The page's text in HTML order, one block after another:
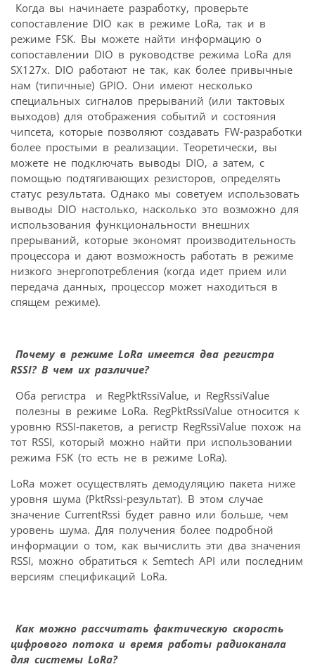
Когда вы начинаете разработку, проверьте
сопоставление DIO как в режиме LoRa, так и в
режиме FSK. Вы можете найти информацию о
сопоставлении DIO в руководстве режима LoRa для
SX127x. DIO работают не так, как более привычные
нам (типичные) GPIO. Они имеют несколько
специальных сигналов прерываний (или тактовых
выходов) для отображения событий и состояния
чипсета, которые позволяют создавать FW-разработки
более простыми в реализации. Теоретически, вы
можете не подключать выводы DIO, а затем, с
помощью подтягивающих резисторов, определять
статус результата. Однако мы советуем использовать
выводы DIO настолько, насколько это возможно для
использования функциональности внешних
прерываний, которые экономят производительность
процессора и дают возможность работать в режиме
низкого энергопотребления (когда идет прием или
передача данных, процессор может находиться в
спящем режиме).
Почему в режиме LoRa имеется два регистра
RSSI? В чем их различие?
Оба регистра и RegPktRssiValue, и RegRssiValue
полезны в режиме LoRa. RegPktRssiValue относится к
уровню RSSI-пакетов, а регистр RegRssiValue похож на
тот RSSI, который можно найти при использовании
режима FSK (то есть не в режиме LoRa).
LoRa может осуществлять демодуляцию пакета ниже
уровня шума (PktRssi-результат). В этом случае
значение CurrentRssi будет равно или больше, чем
уровень шума. Для получения более подробной
информации о том, как вычислить эти два значения
RSSI, можно обратиться к Semtech API или последним
версиям спецификаций LoRa.
Как можно рассчитать фактическую скорость
цифрового потока и время работы радиоканала
для системы LoRa?